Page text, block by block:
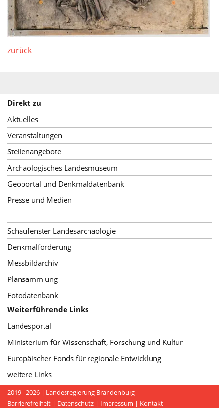
zurück
Direkt zu
Aktuelles
Veranstaltungen
Stellenangebote
Archäologisches Landesmuseum
Geoportal und Denkmaldatenbank
Presse und Medien
Schaufenster Landesarchäologie
Denkmalförderung
Messbildarchiv
Plansammlung
Fotodatenbank
Weiterführende Links
Landesportal
Ministerium für Wissenschaft, Forschung und Kultur
Europäischer Fonds für regionale Entwicklung
weitere Links
2019 - 2026 | Landesregierung Brandenburg
Barrierefreiheit | Datenschutz | Impressum | Kontakt